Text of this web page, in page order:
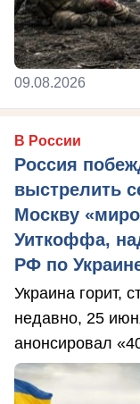
09.08.2026
В России
Россия
выстрелить
Москву
Уиткоффа,
РФ по
Украина горит,
недавно, 25
анонсировал